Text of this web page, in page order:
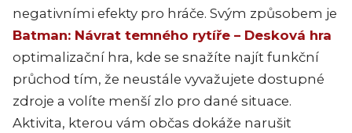
negativními efekty pro hráče. Svým způsobem je
Batman: Návrat temného rytíře – Desková hra
optimalizační hra, kde se snažíte najít funkční
průchod tím, že neustále vyvažujete dostupné
zdroje a volíte menší zlo pro dané situace.
Aktivita, kterou vám občas dokáže narušit